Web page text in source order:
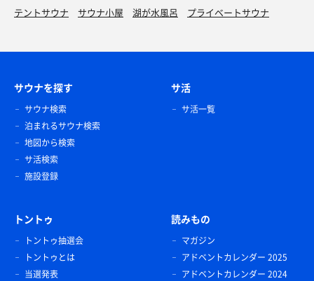
テントサウナ
サウナ小屋 湖が水風呂 プライベートサウナ
サウナを探す
サウナ検索
泊まれるサウナ検索
地図から検索
サ活検索
施設登録
サ活
サ活一覧
トントゥ
トントゥ抽選会
トントゥとは
当選発表
読みもの
マガジン
アドベントカレンダー 2025
アドベントカレンダー 2024